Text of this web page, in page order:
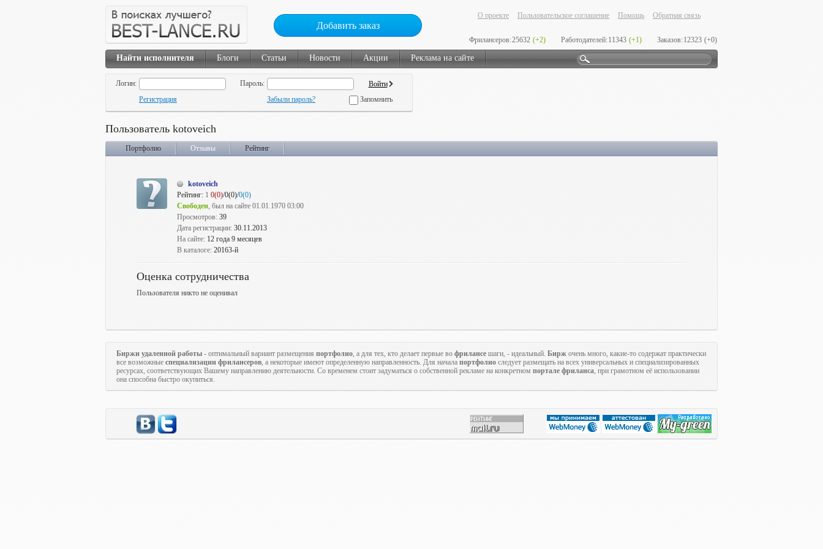
Добавить заказ
О проекте Пользовательское соглашение Помощь Обратная связь
Фрилансеров:25632 (+2) Работодателей:11343 (+1) Заказов:12323 (+0)
Найти исполнителя Блоги Статьи Новости Акции Реклама на сайте
Логин:
Пароль:
Регистрация
Забыли пароль? Запомнить
Пользователь kotoveich
Портфолио Отзывы Рейтинг
kotoveich
Рейтинг: 1 0(0)/0(0)/0(0)
Свободен, был на сайте 01.01.1970 03:00
Просмотров: 39
Дата регистрации: 30.11.2013
На сайте: 12 года 9 месяцев
В каталоге: 20163-й
Оценка сотрудничества
Пользователя никто не оценивал
Биржи удаленной работы - оптимальный вариант размещения портфолио, а для тех, кто делает первые во фрилансе шаги, - идеальный. Бирж очень много, какие-то содержат практически
все возможные специализации фрилансеров, а некоторые имеют определенную направленность. Для начала портфолио следует размещать на всех универсальных и специализированных
ресурсах, соответствующих Вашему направлению деятельности. Со временем стоит задуматься о собственной рекламе на конкретном портале фриланса, при грамотном её использовании
она способна быстро окупиться.